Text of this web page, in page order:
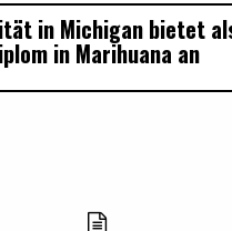
in Michigan bietet
in Marihuana an